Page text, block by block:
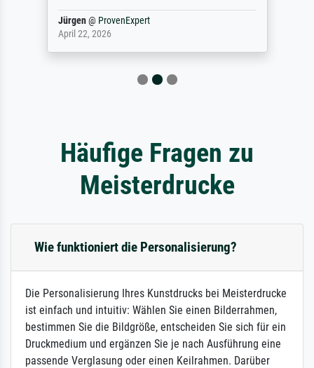
Jürgen@ ProvenExpert
April 22, 2026
Häufige Fragen zu
Meisterdrucke
Wie funktioniert die Personalisierung?
Die Personalisierung Ihres Kunstdrucks bei Meisterdrucke
ist einfach und intuitiv: Wählen Sie einen Bilderrahmen,
bestimmen Sie die Bildgröße, entscheiden Sie sich für ein
Druckmedium und ergänzen Sie je nach Ausführung eine
passende Verglasung oder einen Keilrahmen. Darüber